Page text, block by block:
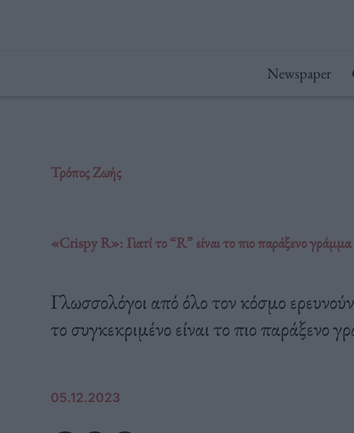
Newspaper
Τρόπος Ζωής
«Crispy R»: Γιατί το “R” είναι το πιο παράξενο
Γλωσσολόγοι από όλο τον κόσμο
το συγκεκριμένο είναι το πιο παράξενο
05.12.2023